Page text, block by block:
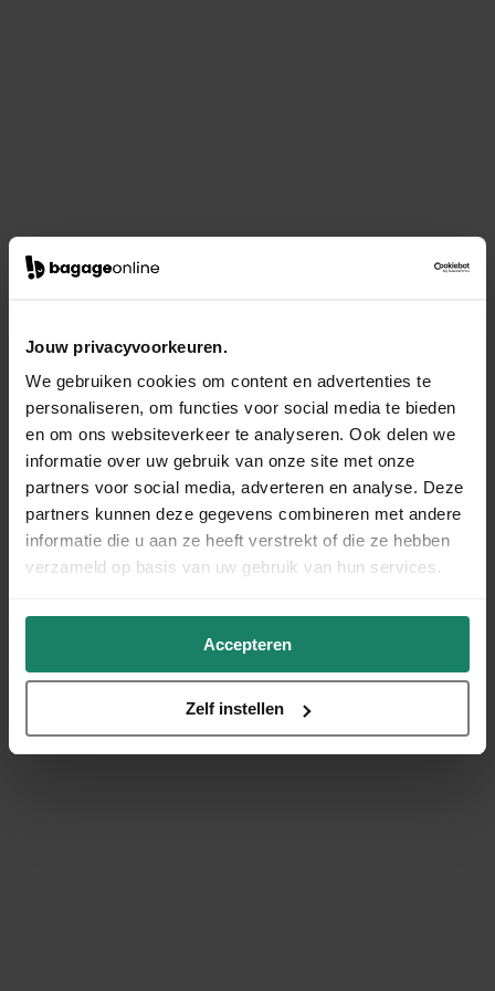
Jouw privacyvoorkeuren.
We gebruiken cookies om content en advertenties te
personaliseren, om functies voor social media te bieden
en om ons websiteverkeer te analyseren. Ook delen we
informatie over uw gebruik van onze site met onze
partners voor social media, adverteren en analyse. Deze
partners kunnen deze gegevens combineren met andere
informatie die u aan ze heeft verstrekt of die ze hebben
verzameld op basis van uw gebruik van hun services.
Accepteren
Zelf instellen